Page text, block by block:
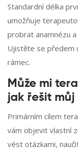
Standardní délka
umožňuje
probrat anamnézu
Ujistěte se předem
rámec.
Může mi
jak řešit můj
Primárním cílem
vám objevit vlastní
vést otázkami,